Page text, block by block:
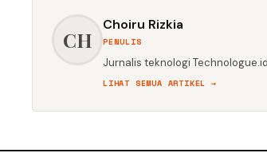
CH
Choiru Rizkia
PENULIS
Jurnalis teknologi
LIHAT SEMUA ARTIKEL →